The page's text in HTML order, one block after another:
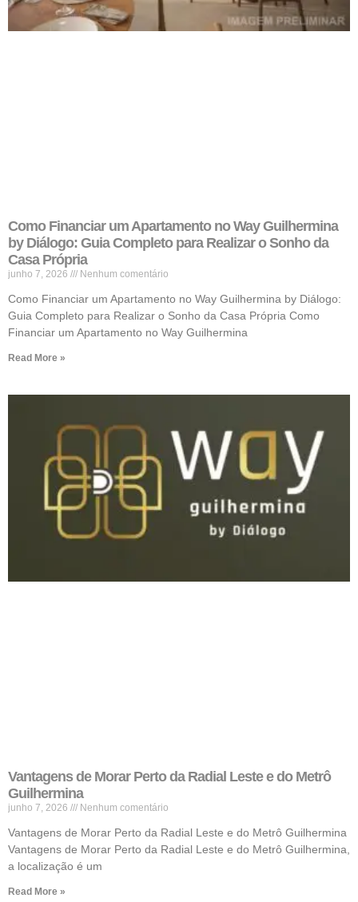
Como Financiar um Apartamento no Way Guilhermina
by Diálogo: Guia Completo para Realizar o Sonho da
Casa Própria
junho 7, 2026 Nenhum comentário
Como Financiar um Apartamento no Way Guilhermina by Diálogo:
Guia Completo para Realizar o Sonho da Casa Própria Como
Financiar um Apartamento no Way Guilhermina
Read More »
Vantagens de Morar Perto da Radial Leste e do Metrô
Guilhermina
junho 7, 2026 Nenhum comentário
Vantagens de Morar Perto da Radial Leste e do Metrô Guilhermina
Vantagens de Morar Perto da Radial Leste e do Metrô Guilhermina,
a localização é um
Read More »